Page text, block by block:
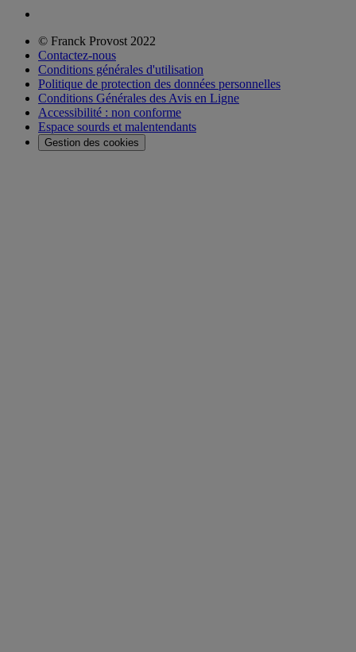
© Franck Provost 2022
Contactez-nous
Conditions générales d'utilisation
Politique de protection des données personnelles
Conditions Générales des Avis en Ligne
Accessibilité : non conforme
Espace sourds et malentendants
Gestion des cookies